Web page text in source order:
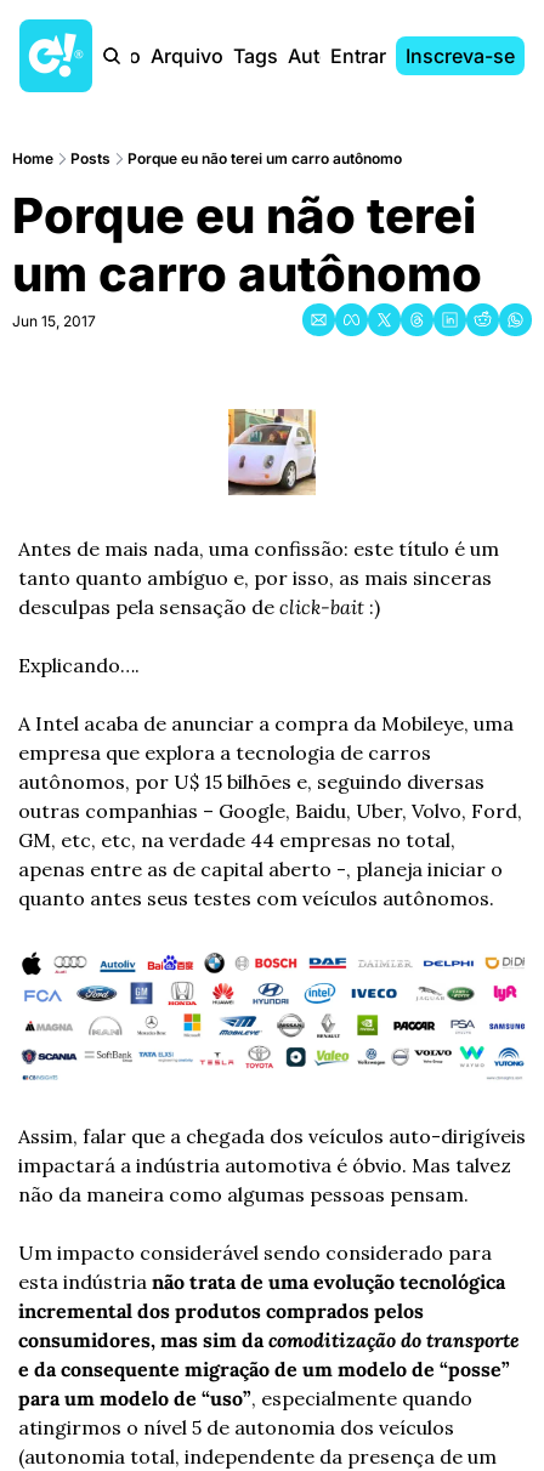
Início Arquivo Tags AutoresEntrar Inscreva-se
Home Posts Porque eu não terei um carro autônomo
Porque eu não terei
um carro autônomo
Jun 15, 2017
Antes de mais nada, uma confissão: este título é um
tanto quanto ambíguo e, por isso, as mais sinceras
desculpas pela sensação de click-bait :)
Explicando….
A Intel acaba de anunciar a compra da Mobileye, uma
empresa que explora a tecnologia de carros
autônomos, por U$ 15 bilhões e, seguindo diversas
outras companhias – Google, Baidu, Uber, Volvo, Ford,
GM, etc, etc, na verdade 44 empresas no total,
apenas entre as de capital aberto -, planeja iniciar o
quanto antes seus testes com veículos autônomos.
Assim, falar que a chegada dos veículos auto-dirigíveis
impactará a indústria automotiva é óbvio. Mas talvez
não da maneira como algumas pessoas pensam.
Um impacto considerável sendo considerado para
esta indústria não trata de uma evolução tecnológica
incremental dos produtos comprados pelos
consumidores, mas sim da comoditização do transporte
e da consequente migração de um modelo de “posse”
para um modelo de “uso”, especialmente quando
atingirmos o nível 5 de autonomia dos veículos
(autonomia total, independente da presença de um